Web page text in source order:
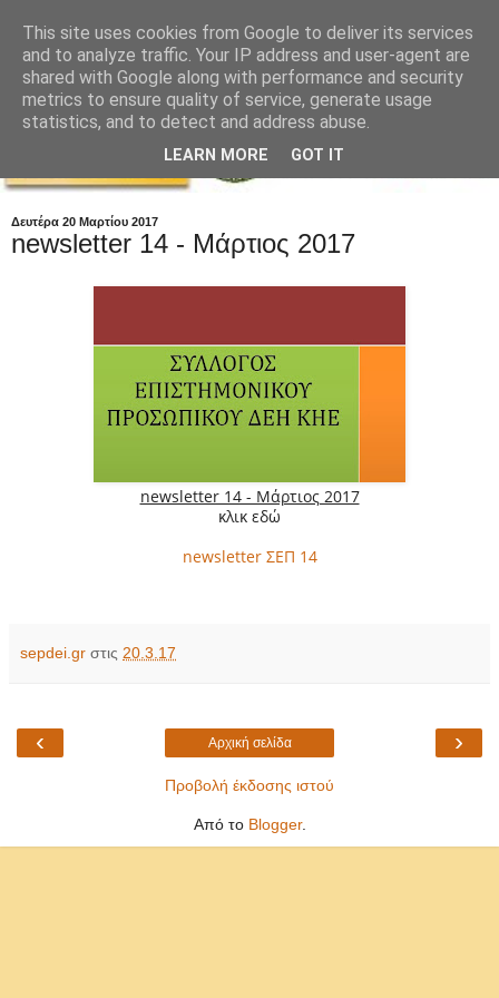
Δευτέρα 20 Μαρτίου 2017
newsletter 14 - Μάρτιος 2017
newsletter 14 - Μάρτιος 2017
κλικ εδώ
newsletter ΣΕΠ 14
sepdei.gr στις 20.3.17
‹ ›
Αρχική σελίδα
Προβολή έκδοσης ιστού
Από το Blogger.
This site uses cookies from Google to deliver its services
and to analyze traffic. Your IP address and user-agent are
shared with Google along with performance and security
metrics to ensure quality of service, generate usage
statistics, and to detect and address abuse.
LEARN MORE GOT IT